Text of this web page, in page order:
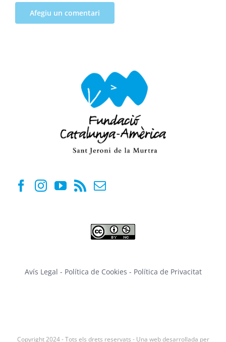
Avís Legal - Política de Cookies - Política de Privacitat
Copyright 2024 - Tots els drets reservats - Una web desarrollada per